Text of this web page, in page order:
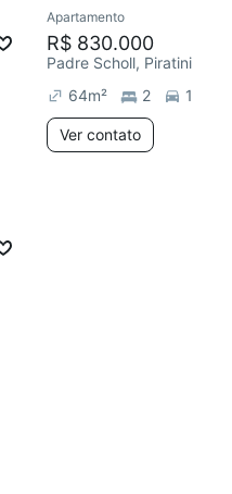
Apartamento
R$ 830.000
Padre Scholl, Piratini
64m² 2 1
Ver contato